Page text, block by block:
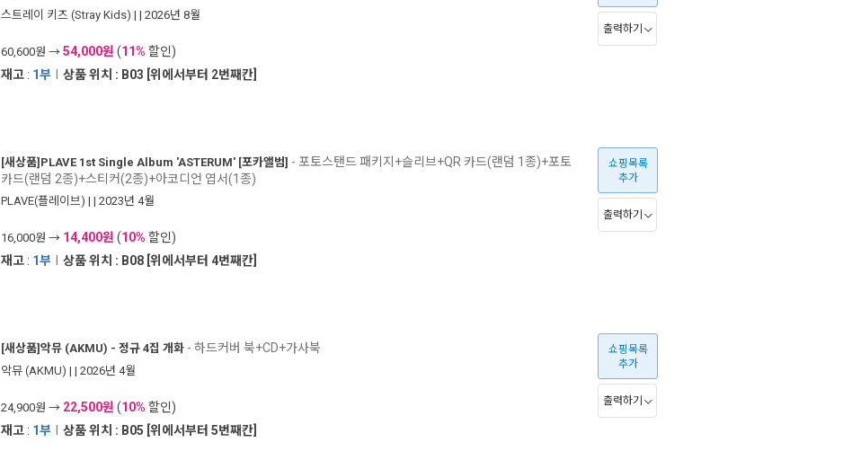
스트레이 키즈 (Stray Kids) | | 2026년 8월
60,600원 → 54,000원 (11% 할인)
재고 : 1부 상품 위치 : B03 [위에서부터 2번째칸]
출력하기
[새상품] PLAVE 1st Single Album 'ASTERUM' [포카앨범] - 포토스탠드 패키지+슬리브+QR 카드(랜덤 1종)+포토
카드(랜덤 2종)+스티커(2종)+아코디언 엽서(1종)
PLAVE(플레이브) | | 2023년 4월
16,000원 → 14,400원 (10% 할인)
재고 : 1부 상품 위치 : B08 [위에서부터 4번째칸]
쇼핑목록
추가
출력하기
[새상품] 악뮤 (AKMU) - 정규 4집 개화 - 하드커버 북+CD+가사북
악뮤 (AKMU) | | 2026년 4월
24,900원 → 22,500원 (10% 할인)
재고 : 1부 상품 위치 : B05 [위에서부터 5번째칸]
쇼핑목록
추가
출력하기